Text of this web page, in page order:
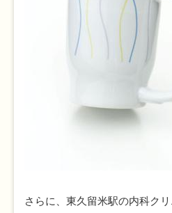
さらに、東久留米駅の内科ク